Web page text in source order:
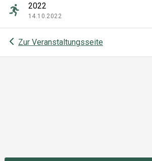
2022
14.10.2022
Zur Veranstaltungsseite